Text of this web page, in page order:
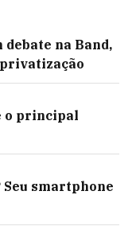
na Band,
o principal
smartphone